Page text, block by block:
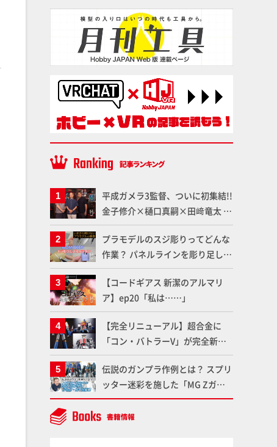
平成ガメラ3監督、ついに初集結!!
金子修介×樋口真嗣×田﨑竜太 4
体のガメラを未来へつなぐ特別鼎
談「ガメラ永久保存化プロジェク
ト FINAL」
プラモデルのスジ彫りってどんな
作業？ パネルラインを彫り足して
作品を映えさせよう！【いまさら
聞けないプラモデルの基礎：スジ
彫りとパネルライン】
【コードギアス 新潔のアルマリ
ア】ep20「私は……」
【完全リニューアル】超合金に
「コン・バトラーV」が完全新規
造形で登場！気になる仕様を試作
品の撮り下ろしでご紹介!!さらに
「大鉄人17」＆「ワンエイト」セ
ット情報もお届け！【超合金の
魂】
伝説のガンプラ作例とは？ スプリ
ッター迷彩を施した「MG Zガン
ダム アムロ・レイ仕様機」をMAX
渡辺がふたたび塗る!!【試し読